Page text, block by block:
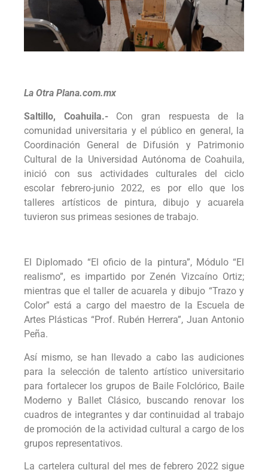
La Otra Plana.com.mx
Saltillo, Coahuila.- Con gran respuesta de la
comunidad universitaria y el público en general, la
Coordinación General de Difusión y Patrimonio
Cultural de la Universidad Autónoma de Coahuila,
inició con sus actividades culturales del ciclo
escolar febrero-junio 2022, es por ello que los
talleres artísticos de pintura, dibujo y acuarela
tuvieron sus primeas sesiones de trabajo.
El Diplomado “El oficio de la pintura”, Módulo “El
realismo”, es impartido por Zenén Vizcaíno Ortiz;
mientras que el taller de acuarela y dibujo “Trazo y
Color” está a cargo del maestro de la Escuela de
Artes Plásticas “Prof. Rubén Herrera”, Juan Antonio
Peña.
Así mismo, se han llevado a cabo las audiciones
para la selección de talento artístico universitario
para fortalecer los grupos de Baile Folclórico, Baile
Moderno y Ballet Clásico, buscando renovar los
cuadros de integrantes y dar continuidad al trabajo
de promoción de la actividad cultural a cargo de los
grupos representativos.
La cartelera cultural del mes de febrero 2022 sigue